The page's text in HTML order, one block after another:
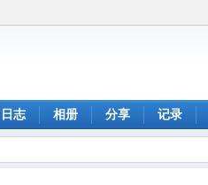
日志 相册 分享 记录